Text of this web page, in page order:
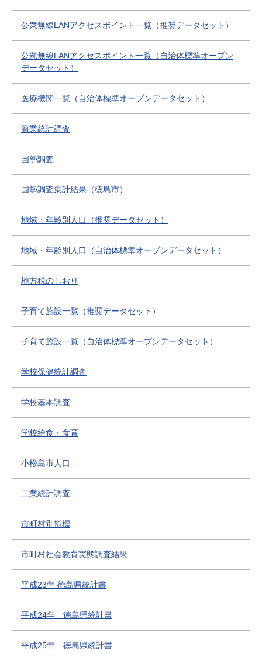
公衆無線LANアクセスポイント一覧（推奨データセット）
公衆無線LANアクセスポイント一覧（自治体標準オープン
データセット）
医療機関一覧（自治体標準オープンデータセット）
商業統計調査
国勢調査
国勢調査集計結果（徳島市）
地域・年齢別人口（推奨データセット）
地域・年齢別人口（自治体標準オープンデータセット）
地方税のしおり
子育て施設一覧（推奨データセット）
子育て施設一覧（自治体標準オープンデータセット）
学校保健統計調査
学校基本調査
学校給食・食育
小松島市人口
工業統計調査
市町村別指標
市町村社会教育実態調査結果
平成23年 徳島県統計書
平成24年 徳島県統計書
平成25年 徳島県統計書